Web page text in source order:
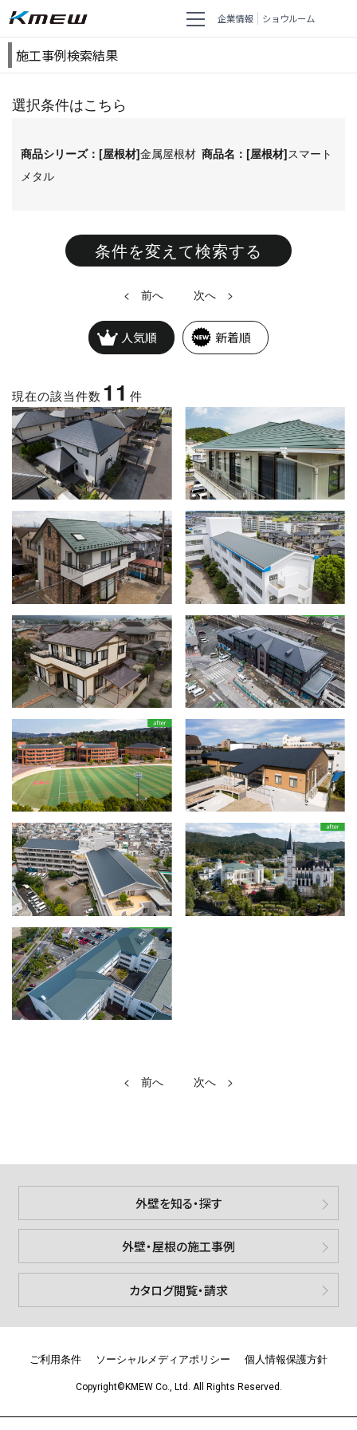
企業情報 ショウルーム
施工事例検索結果
選択条件はこちら
商品シリーズ：[屋根材]金属屋根材 商品名：[屋根材]スマート
メタル
条件を変えて検索する
< >
人気順 新着順
現在の該当件数 11 件
< >
外壁を知る・探す
外壁・屋根の施工事例
カタログ閲覧・請求
Copyright©KMEW Co., Ltd. All Rights Reserved.
ご利用条件 ソーシャルメディアポリシー 個人情報保護方針